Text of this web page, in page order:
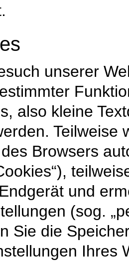
unserer
also kleine
Teilweise
Browsers
und
(sog.
Sie die
Ihres